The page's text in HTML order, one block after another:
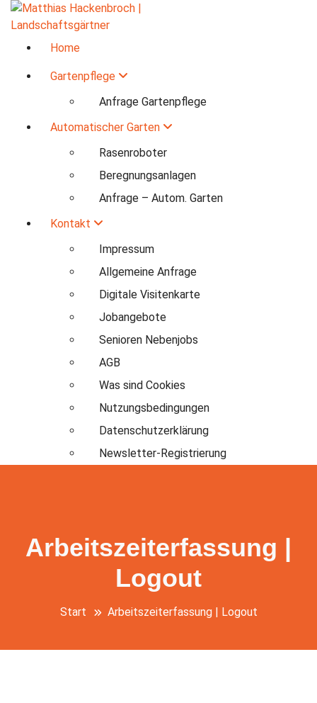
Zum
Inhalt
Gartenpflege | Rasenroboter | Beregnungsanlagen
Home
Gartenpflege
Anfrage Gartenpflege
Automatischer Garten
Rasenroboter
Beregnungsanlagen
Anfrage – Autom. Garten
Kontakt
Impressum
Allgemeine Anfrage
Digitale Visitenkarte
Jobangebote
Senioren Nebenjobs
AGB
Was sind Cookies
Nutzungsbedingungen
Datenschutzerklärung
Newsletter-Registrierung
Arbeitszeiterfassung |
Logout
Start Arbeitszeiterfassung | Logout